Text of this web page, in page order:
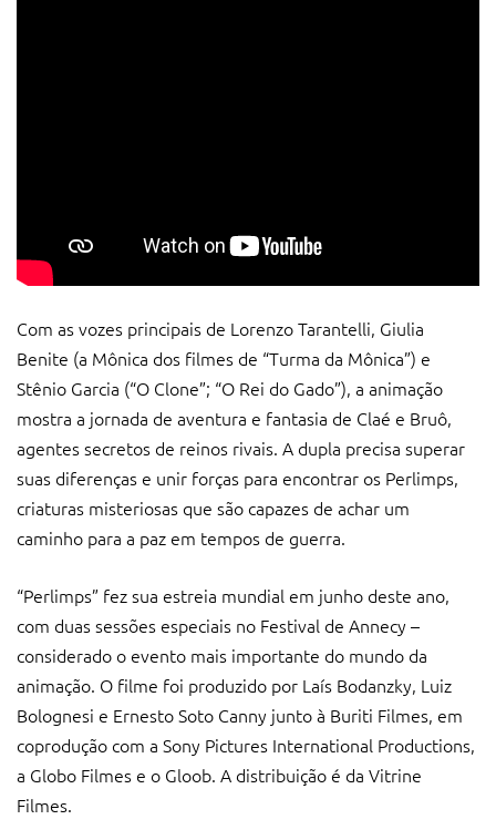
Com as vozes principais de Lorenzo Tarantelli, Giulia
Benite (a Mônica dos filmes de “Turma da Mônica”) e
Stênio Garcia (“O Clone”; “O Rei do Gado”), a animação
mostra a jornada de aventura e fantasia de Claé e Bruô,
agentes secretos de reinos rivais. A dupla precisa superar
suas diferenças e unir forças para encontrar os Perlimps,
criaturas misteriosas que são capazes de achar um
caminho para a paz em tempos de guerra.
“Perlimps” fez sua estreia mundial em junho deste ano,
com duas sessões especiais no Festival de Annecy –
considerado o evento mais importante do mundo da
animação. O filme foi produzido por Laís Bodanzky, Luiz
Bolognesi e Ernesto Soto Canny junto à Buriti Filmes, em
coprodução com a Sony Pictures International Productions,
a Globo Filmes e o Gloob. A distribuição é da Vitrine
Filmes.